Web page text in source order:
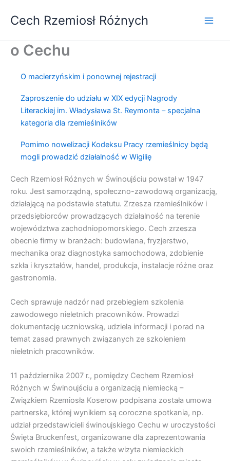
Cech Rzemiosł Różnych
o Cechu
O macierzyńskim i ponownej rejestracji
Zaproszenie do udziału w XIX edycji Nagrody
Literackiej im. Władysława St. Reymonta – specjalna
kategoria dla rzemieślników
Pomimo nowelizacji Kodeksu Pracy rzemieślnicy będą
mogli prowadzić działalność w Wigilię
Cech Rzemiosł Różnych w Świnoujściu powstał w 1947
roku. Jest samorządną, społeczno-zawodową organizacją,
działającą na podstawie statutu. Zrzesza rzemieślników i
przedsiębiorców prowadzących działalność na terenie
województwa zachodniopomorskiego. Cech zrzesza
obecnie firmy w branżach: budowlana, fryzjerstwo,
mechanika oraz diagnostyka samochodowa, zdobienie
szkła i kryształów, handel, produkcja, instalacje różne oraz
gastronomia.
Cech sprawuje nadzór nad przebiegiem szkolenia
zawodowego nieletnich pracowników. Prowadzi
dokumentację uczniowską, udziela informacji i porad na
temat zasad prawnych związanych ze szkoleniem
nieletnich pracowników.
11 października 2007 r., pomiędzy Cechem Rzemiosł
Różnych w Świnoujściu a organizacją niemiecką –
Związkiem Rzemiosła Koserow podpisana została umowa
partnerska, której wynikiem są coroczne spotkania, np.
udział przedstawicieli świnoujskiego Cechu w uroczystości
Święta Bruckenfest, organizowane dla zaprezentowania
swoich rzemieślników, a także wizyta niemieckich